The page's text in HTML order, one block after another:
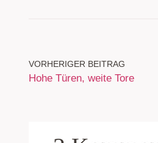
VORHERIGER BEITRAG
Hohe Türen, weite Tore